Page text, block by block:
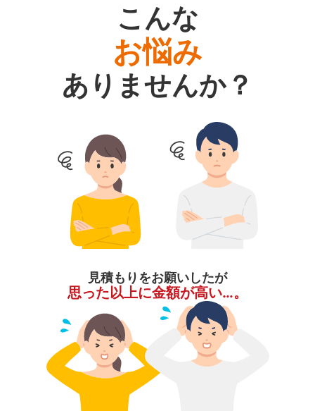
こんな
お悩み
ありませんか？
見積もりをお願いしたが
思った以上に金額が高い…。